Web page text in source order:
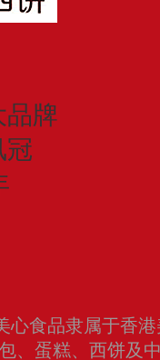
品牌
冠
心食品隶属于香
、蛋糕、西饼及